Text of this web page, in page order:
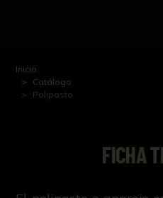
Inicio
Catálogo
Polipasto
FICHA